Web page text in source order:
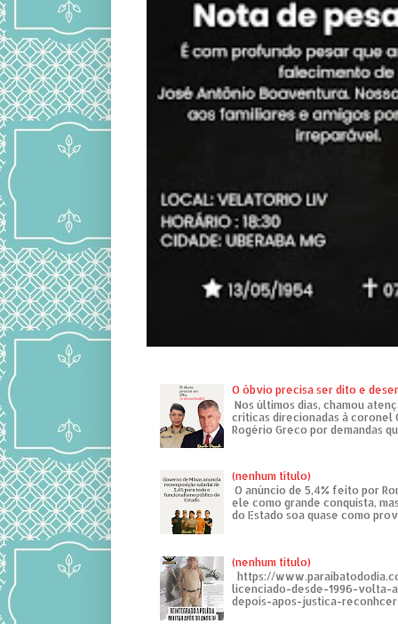
O óbvio precisa ser dito e
Nos últimos dias, chamou
críticas direcionadas à coronel
Rogério Greco por demandas
(nenhum título)
O anúncio de 5,4% feito por
ele como grande conquista,
do Estado soa quase como
(nenhum título)
https://
licenciado-desde-1996-volta-
depois-apos-justica-